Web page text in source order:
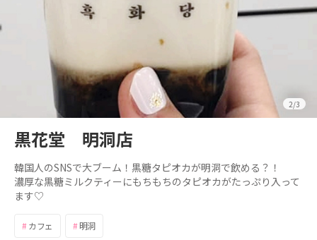
2/3
黒花堂 明洞店
韓国人のSNSで大ブーム！ 黒糖タピオカが明洞で飲める？！
濃厚な黒糖ミルクティーにもちもちのタピオカがたっぷり 入って
ます♡
#カフェ #明洞